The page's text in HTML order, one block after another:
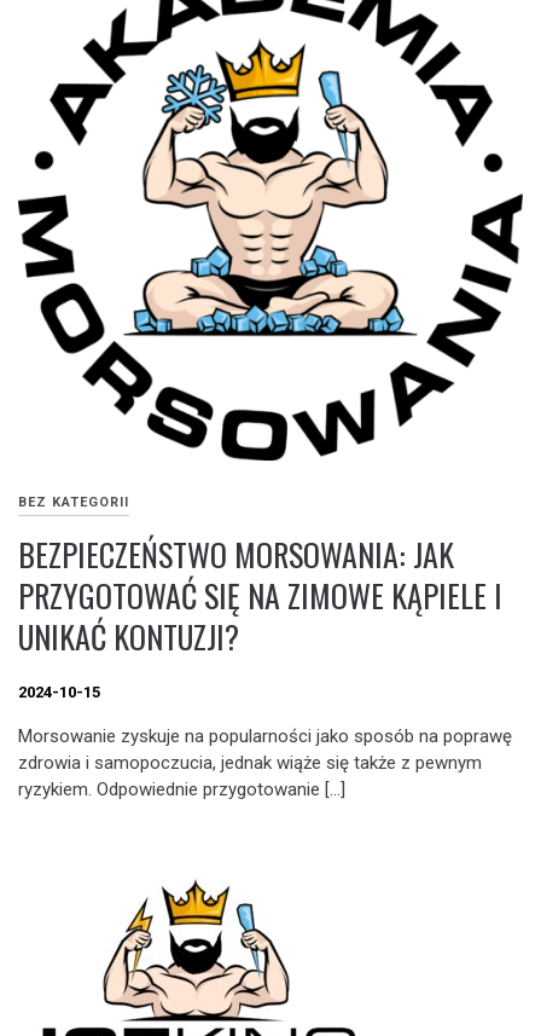
BEZ KATEGORII
BEZPIECZEŃSTWO MORSOWANIA: JAK
PRZYGOTOWAĆ SIĘ NA ZIMOWE KĄPIELE I
UNIKAĆ KONTUZJI?
2024-10-15
Morsowanie zyskuje na popularności jako sposób na poprawę
zdrowia i samopoczucia, jednak wiąże się także z pewnym
ryzykiem. Odpowiednie przygotowanie […]